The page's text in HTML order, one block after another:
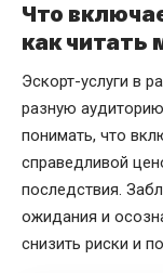
Что
как
Эскорт-услуги в
разную
понимать, что
справедливой
последствия.
ожидания и
снизить риски и